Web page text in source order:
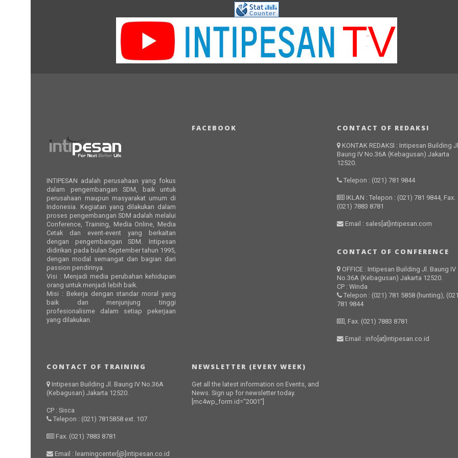
INTIPESAN adalah perusahaan yang fokus
dalam pengembangan SDM, baik untuk
perusahaan maupun masyarakat umum di
Indonesia. Kegiatan yang dilakukan dalam
proses pengembangan SDM adalah melalui
Conference, Training, Media Online, Media
Cetak dan event-event yang berkaitan
dengan pengembangan SDM. Intipesan
didirikan pada bulan September tahun 1995,
dengan modal semangat dan bagian dari
passion pendirinya.
Visi : Menjadi media perubahan kehidupan
orang untuk menjadi lebih baik.
Misi : Bekerja dengan standar moral yang
baik dan menjunjung tinggi
profesionalisme dalam setiap pekerjaan
yang dilakukan.
FACEBOOK CONTACT OF REDAKSI
KONTAK REDAKSI : Intipesan Building
Baung IV No.36A (Kebagusan) Jakarta
12520.
Telepon : (021) 781 9844
IKLAN : Telepon : (021) 781 9844, Fax.
(021) 7883 8781
Email : sales[at]intipesan.com
CONTACT OF CONFERENCE
OFFICE : Intipesan Building Jl. Baung IV
No.36A (Kebagusan) Jakarta 12520.
CP : Winda
Telepon : (021) 781 5858 (hunting),
781 9844
, Fax. (021) 7883 8781
Email : info[at]intipesan.co.id
CONTACT OF TRAINING
Intipesan Building Jl. Baung IV No.36A
(Kebagusan) Jakarta 12520.
CP : Sisca
Telepon : (021) 7815858 ext. 107
Fax. (021) 7883 8781
Email : learningcenter[@]intipesan.co.id
NEWSLETTER (EVERY WEEK)
Get all the latest information on Events, and
News. Sign up for newsletter today.
[mc4wp_form id="2001"]